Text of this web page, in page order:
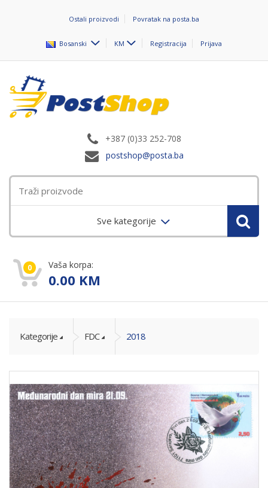
Ostali proizvodi Povratak na posta.ba
Bosanski KM Registracija Prijava
+387 (0)33 252-708
postshop@posta.ba
Sve kategorije
0 Vaša korpa:
0.00 KM
Kategorije FDC 2018